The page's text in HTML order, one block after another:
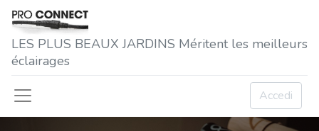
LES P​LUS BEAUX JARDINS Méritent les meilleurs
éclairages
Accedi